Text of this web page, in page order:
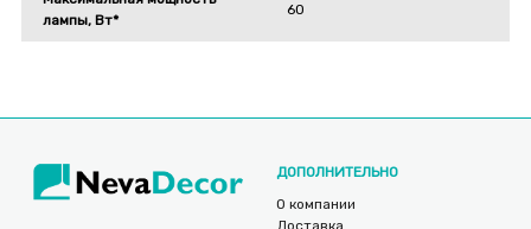
лампы, Вт*
60
ДОПОЛНИТЕЛЬНО
О компании
Доставка